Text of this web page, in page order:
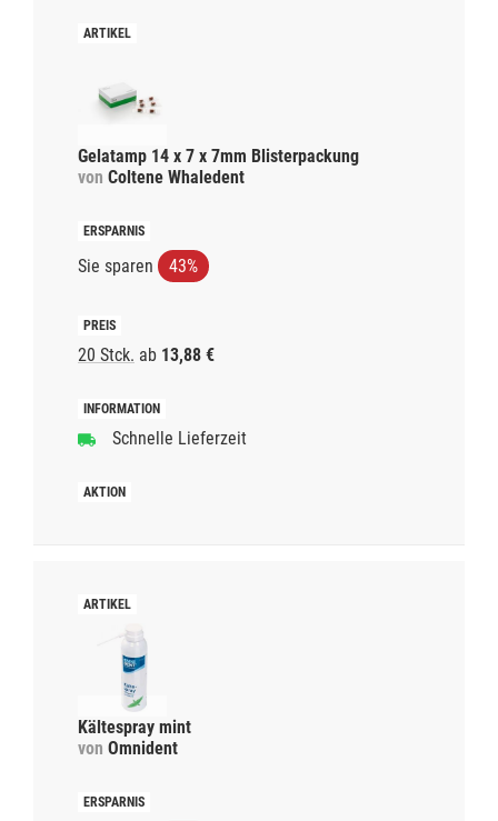
Gelatamp 14 x 7 x 7mm Blisterpackung
von Coltene Whaledent
Sie sparen 43%
20 Stck. ab 13,88 €
Schnelle Lieferzeit
Kältespray mint
von Omnident